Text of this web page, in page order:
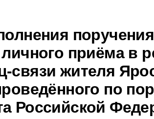
приёма в
связи жителя
по
Российской